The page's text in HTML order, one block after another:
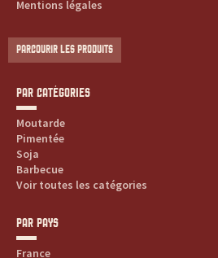
Mentions légales
PARCOURIR LES PRODUITS
PAR CATÉGORIES
Moutarde
Pimentée
Soja
Barbecue
Voir toutes les catégories
PAR PAYS
France